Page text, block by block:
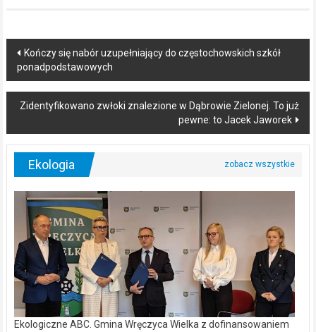
Post
navigation
Kończy się nabór uzupełniający do częstochowskich szkół
ponadpodstawowych
Zidentyfikowano zwłoki znalezione w Dąbrowie Zielonej. To już
pewne: to Jacek Jaworek
Ekologia
Ekologiczne ABC. Gmina Wręczyca Wielka z dofinansowaniem